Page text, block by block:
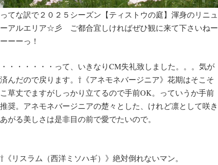
ってな訳で２０２５シーズン【ティストウの庭】渾身のリニュ
ーアルエリア☆彡 ご都合宜しければぜひ観に来て下さいねー
ーーーっ！
・・・・・・・って、いきなりCM失礼致しました。。。気が
済んだので戻ります。 ⇧《アネモネバージニア》花期はそこそ
こ草丈でますがしっかり立てるので手前OK。っていうか手前
推奨。アネモネバージニアの楚々とした、けれど凛として咲き
あがる美しさは是非目の前で愛でたいので。
⇧《リスラム（西洋ミソハギ）》絶対倒れないマン。